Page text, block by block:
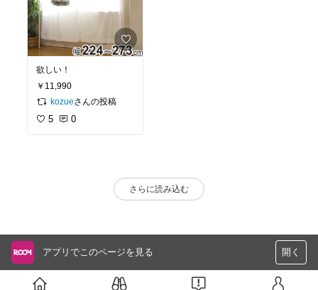
欲しい！
￥11,990
kozueさんの投稿
5 0
さらに読み込む
アプリでこのページを見る 開く